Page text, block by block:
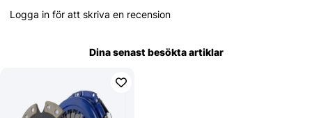
Logga in för att skriva en recension
Dina senast besökta artiklar